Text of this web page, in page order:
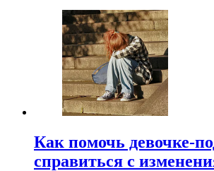
Как помочь девочке-
справиться с